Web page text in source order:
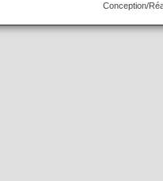
Conception/